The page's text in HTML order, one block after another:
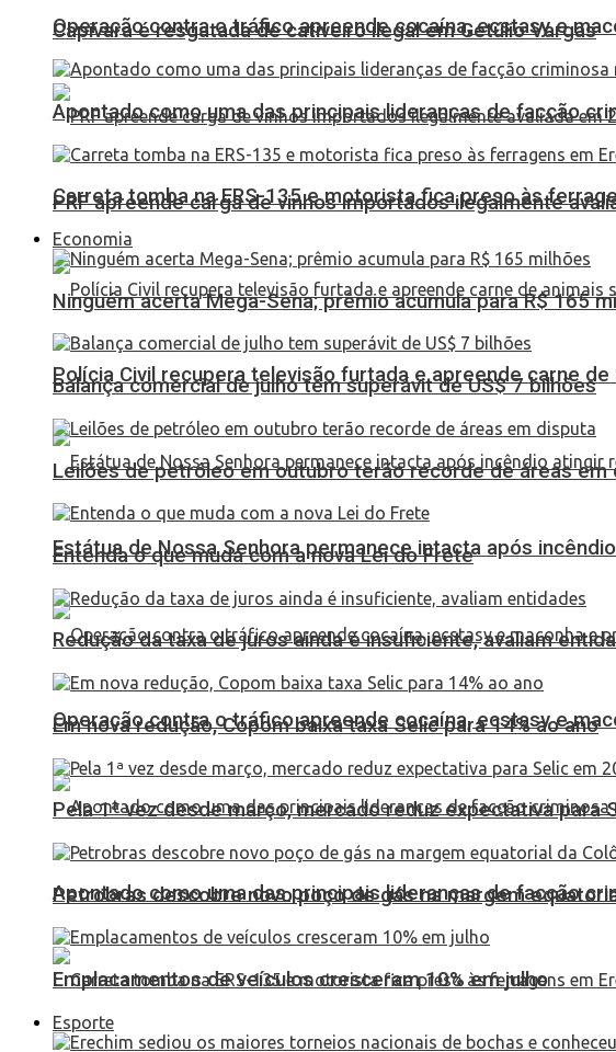
Capivara é resgatada de cativeiro ilegal em Getúlio Vargas
PRF apreende carga de vinhos importados ilegalmente
Polícia Civil recupera televisão furtada e apreende carne
Estátua de Nossa Senhora permanece intacta após
Operação contra o tráfico apreende cocaína, ecstasy e
Apontado como uma das principais lideranças de facção
Operação contra o tráfico apreende cocaína, ecstasy e
Apontado como uma das principais lideranças de facção
Carreta tomba na ERS-135 e motorista fica preso às
Economia
Ninguém acerta Mega-Sena; prêmio acumula para R$ 165
Balança comercial de julho tem superávit de US$ 7 bilhões
Leilões de petróleo em outubro terão recorde de áreas em
Entenda o que muda com a nova Lei do Frete
Redução da taxa de juros ainda é insuficiente, avaliam
Em nova redução, Copom baixa taxa Selic para 14% ao ano
Pela 1ª vez desde março, mercado reduz expectativa para
Petrobras descobre novo poço de gás na margem
Emplacamentos de veículos cresceram 10% em julho
Esporte